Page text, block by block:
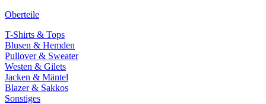
Oberteile
T-Shirts & Tops
Blusen & Hemden
Pullover & Sweater
Westen & Gilets
Jacken & Mäntel
Blazer & Sakkos
Sonstiges